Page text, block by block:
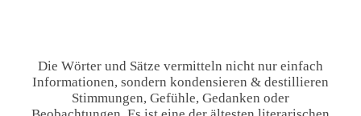
Die Wörter und Sätze vermitteln nicht nur einfach
Informationen, sondern kondensieren & destillieren
Stimmungen, Gefühle, Gedanken oder